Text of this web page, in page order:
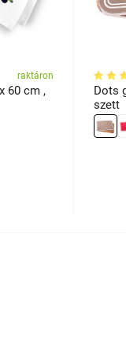
raktáron
60 cm ,
Dots
szett